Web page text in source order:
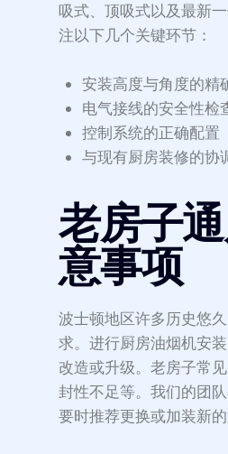
吸式、顶吸式以及最新
注以下几个关键环节：
安装高度与角度的精
电气接线的安全性检
控制系统的正确配置
与现有厨房装修的协
老房子
意事项
波士顿地区许多历史悠
求。进行厨房油烟机安
改造或升级。老房子常
封性不足等。我们的团
要时推荐更换或加装新的